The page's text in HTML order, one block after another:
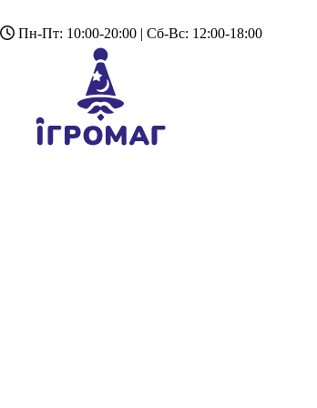
Пн-Пт: 10:00-20:00 | Сб-Вс: 12:00-18:00